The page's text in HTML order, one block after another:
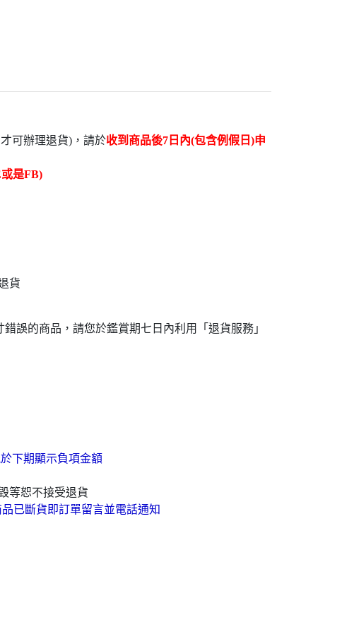
可辦理退貨)，請於收到商品後7日內(包含例假日)申
是FB)
貨
誤的商品，請您於鑑賞期七日內利用「退貨服務」
下期顯示負項金額
等恕不接受退貨
已斷貨即訂單留言並電話通知